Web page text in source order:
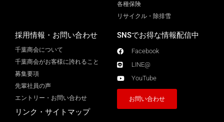
各種保険
リサイクル・除排雪
採用情報・お問い合わせ
千葉商会について
千葉商会がお客様に誇れること​
募集要項
先輩社員の声
エントリー・お問い合わせ
リンク・サイトマップ
SNSでお得な情報配信中
Facebook
LINE@
YouTube
お問い合わせ